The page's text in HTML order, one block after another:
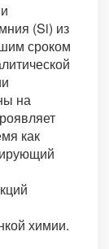
(Si) из
сроком
на
как
химии.